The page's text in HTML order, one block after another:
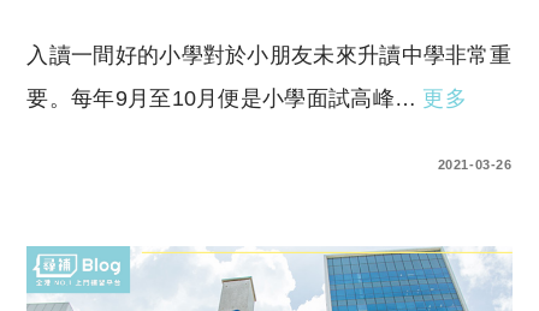
入讀一間好的小學對於小朋友未來升讀中學非常重
要。每年9月至10月便是小學面試高峰… 更多
2021-03-26